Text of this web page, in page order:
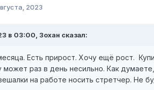
2023
в 03:00, Зохан сказал:
Есть прирост. Хочу ещё рост.
может раз в день несильно. Как
на работе носить стретчер. Не